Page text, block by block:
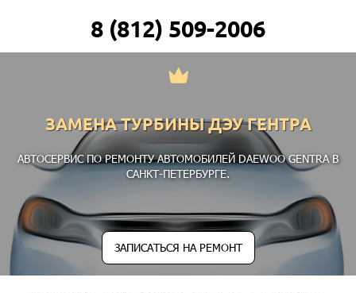
8 (812) 509-2006
ЗАМЕНА ТУРБИНЫ ДЭУ ГЕНТРА
АВТОСЕРВИС ПО РЕМОНТУ АВТОМОБИЛЕЙ DAEWOO GENTRA В
САНКТ-ПЕТЕРБУРГЕ.
ЗАПИСАТЬСЯ НА РЕМОНТ